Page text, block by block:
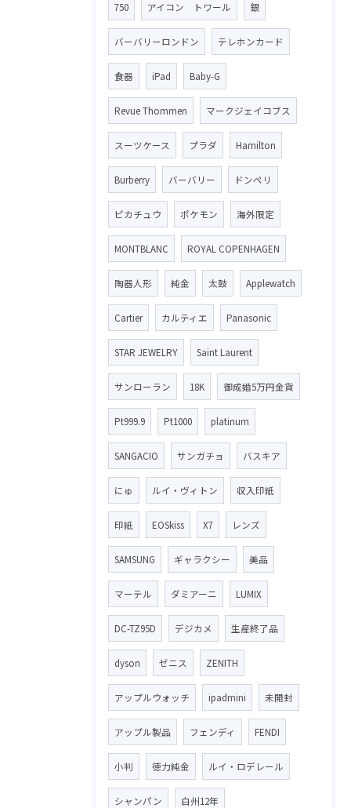
750 アイコン トワール 銀
バーバリーロンドン テレホンカード
食器 iPad Baby-G
Revue Thommen マークジェイコブス
スーツケース プラダ Hamilton
Burberry バーバリー ドンペリ
ピカチュウ ポケモン 海外限定
MONTBLANC ROYAL COPENHAGEN
陶器人形 純金 太鼓 Applewatch
Cartier カルティエ Panasonic
STAR JEWELRY Saint Laurent
サンローラン 18K 御成婚5万円金貨
Pt999.9 Pt1000 platinum
SANGACIO サンガチョ バスキア
にゅ ルイ・ヴィトン 収入印紙
印紙 EOSkiss X7 レンズ
SAMSUNG ギャラクシー 美品
マーテル ダミアーニ LUMIX
DC-TZ95D デジカメ 生産終了品
dyson ゼニス ZENITH
アップルウォッチ ipadmini 未開封
アップル製品 フェンディ FENDI
小判 徳力純金 ルイ・ロデレール
シャンパン 白州12年